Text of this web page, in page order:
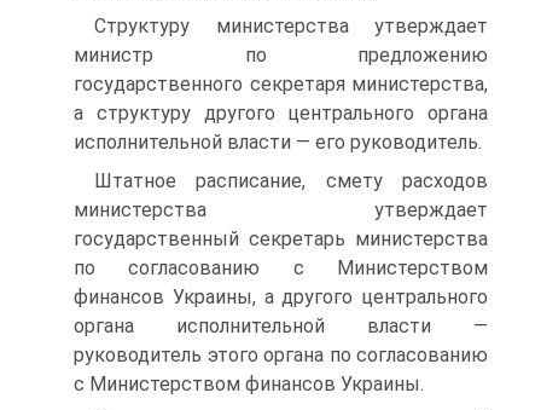
Структуру министерства утверждает
министр по предложению
государственного секретаря министерства,
а структуру другого центрального органа
исполнительной власти — его руководитель.
Штатное расписание, смету расходов
министерства утверждает
государственный секретарь министерства
по согласованию с Министерством
финансов Украины, а другого центрального
органа исполнительной власти —
руководитель этого органа по согласованию
с Министерством финансов Украины.